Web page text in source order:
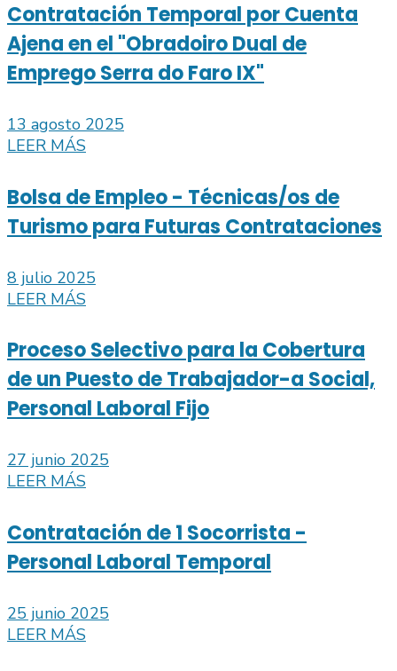
Contratación Temporal por Cuenta
Ajena en el "Obradoiro Dual de
Emprego Serra do Faro IX"
13 agosto 2025
LEER MÁS
Bolsa de Empleo - Técnicas/os de
Turismo para Futuras Contrataciones
8 julio 2025
LEER MÁS
Proceso Selectivo para la Cobertura
de un Puesto de Trabajador-a Social,
Personal Laboral Fijo
27 junio 2025
LEER MÁS
Contratación de 1 Socorrista -
Personal Laboral Temporal
25 junio 2025
LEER MÁS